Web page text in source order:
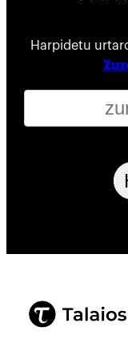
Harpidetu